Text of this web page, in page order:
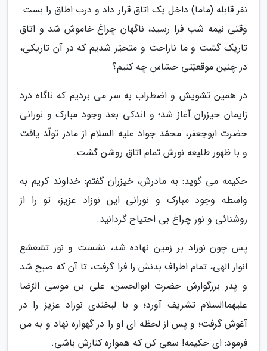
نفر قابله (ماما) داخل یک اتاق قرار داد و درب اطاق را بست.
وقتی نیمه شب فرا رسید، ناگهان چراغ خاموش شد و اتاق
تاریک گشت و ما ناراحت و متحیّر شدیم که در آن تاریکی،
در چنین موقعیّتی حسّاس چه کنیم؟
در همین تشویش و اضطراب به سر می بردیم که ناگاه درد
زایمان خیزران آغاز شد؛ و اندکی بعد وجود مبارک و نورانی
حضرت ابوجعفر، محمّد جواد علیه السلام از مادر تولّد یافت
و با ظهور طلیعه نورش تمام اتاق روشن گشت.
حکیمه می گوید: به مادرش، خیزران گفتم: خداوند کریم به
واسطه وجود مبارک و نورانی این نوزاد عزیز، تو را از
روشنائی و نور چراغ بی احتیاج گردانید.
پس چون نوزاد بر زمین نهاده شد، نشست و نور تشعشع
انوار الهی، تمام اطراف بدنش را فرا گرفت، تا آن که صبح شد
و پدر بزرگوارش حضرت ابوالحسن، علی بن موسی الرّضا
علیهماالسلام تشریف آورد؛ و با لبخندی نوزاد عزیز را در
آغوش گرفت؛ و پس از لحظه ای او را در گهواره نهاد و به من
فرمود: ای حکیمه! سعی کن که همواره کنارش باشی.